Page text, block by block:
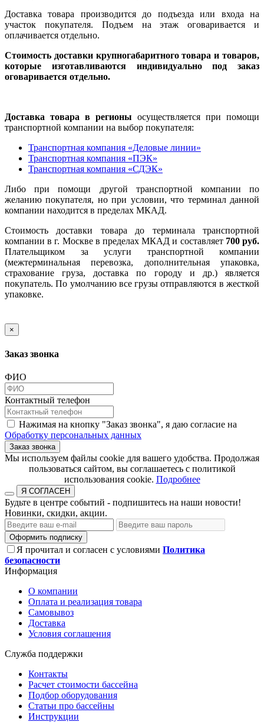
Доставка товара производится до подъезда или входа на
участок покупателя. Подъем на этаж оговаривается и
оплачивается отдельно.
Стоимость доставки крупногабаритного товара и товаров,
которые изготавливаются индивидуально под заказ
оговаривается отдельно.
Доставка товара в регионы осуществляется при помощи
транспортной компании на выбор покупателя:
Транспортная компания «Деловые линии»
Транспортная компания «ПЭК»
Транспортная компания «СДЭК»
Либо при помощи другой транспортной компании по
желанию покупателя, но при условии, что терминал данной
компании находится в пределах МКАД.
Стоимость доставки товара до терминала транспортной
компании в г. Москве в пределах МКАД и составляет 700 руб.
Плательщиком за услуги транспортной компании
(межтерминальная перевозка, дополнительная упаковка,
страхование груза, доставка по городу и др.) является
покупатель. По умолчанию все грузы отправляются в жесткой
упаковке.
×
Заказ звонка
ФИО
Контактный телефон
Нажимая на кнопку "Заказ звонка", я даю согласие на
Обработку персональных данных
Заказ звонка
​​​​​​​Мы используем файлы cookie для вашего удобства. Продолжая
пользоваться сайтом, вы соглашаетесь с политикой
использования cookie.​​​​​​​ Подробнее
Я СОГЛАСЕН
Будьте в центре событий - подпишитесь на наши новости!
Новинки, скидки, акции.
Оформить подписку
Я прочитал и согласен с условиями Политика
безопасности
Информация
О компании
Оплата и реализация товара
Самовывоз
Доставка
Условия соглашения
Служба поддержки
Контакты
Расчет стоимости бассейна
Подбор оборудования
Статьи про бассейны
Инструкции